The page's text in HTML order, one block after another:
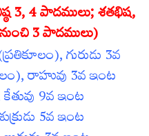
3, 4 పాదములు; శతభిష,
3 పాదములు)
గురుడు 3వ
రాహువు 3వ ఇంట
9వ ఇంట
5వ ఇంట